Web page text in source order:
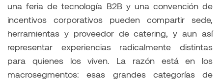
una feria de tecnología B2B y una convención de
incentivos corporativos pueden compartir sede,
herramientas y proveedor de catering, y aun así
representar experiencias radicalmente distintas
para quienes los viven. La razón está en los
macrosegmentos: esas grandes categorías de